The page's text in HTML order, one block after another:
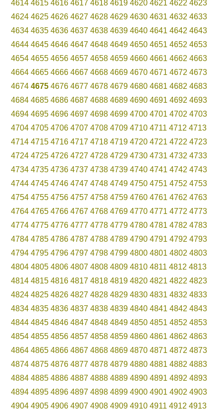
4614 4615 4616 4617 4618 4619 4620 4621 4622 4623
4624 4625 4626 4627 4628 4629 4630 4631 4632 4633
4634 4635 4636 4637 4638 4639 4640 4641 4642 4643
4644 4645 4646 4647 4648 4649 4650 4651 4652 4653
4654 4655 4656 4657 4658 4659 4660 4661 4662 4663
4664 4665 4666 4667 4668 4669 4670 4671 4672 4673
4674 4675 4676 4677 4678 4679 4680 4681 4682 4683
4684 4685 4686 4687 4688 4689 4690 4691 4692 4693
4694 4695 4696 4697 4698 4699 4700 4701 4702 4703
4704 4705 4706 4707 4708 4709 4710 4711 4712 4713
4714 4715 4716 4717 4718 4719 4720 4721 4722 4723
4724 4725 4726 4727 4728 4729 4730 4731 4732 4733
4734 4735 4736 4737 4738 4739 4740 4741 4742 4743
4744 4745 4746 4747 4748 4749 4750 4751 4752 4753
4754 4755 4756 4757 4758 4759 4760 4761 4762 4763
4764 4765 4766 4767 4768 4769 4770 4771 4772 4773
4774 4775 4776 4777 4778 4779 4780 4781 4782 4783
4784 4785 4786 4787 4788 4789 4790 4791 4792 4793
4794 4795 4796 4797 4798 4799 4800 4801 4802 4803
4804 4805 4806 4807 4808 4809 4810 4811 4812 4813
4814 4815 4816 4817 4818 4819 4820 4821 4822 4823
4824 4825 4826 4827 4828 4829 4830 4831 4832 4833
4834 4835 4836 4837 4838 4839 4840 4841 4842 4843
4844 4845 4846 4847 4848 4849 4850 4851 4852 4853
4854 4855 4856 4857 4858 4859 4860 4861 4862 4863
4864 4865 4866 4867 4868 4869 4870 4871 4872 4873
4874 4875 4876 4877 4878 4879 4880 4881 4882 4883
4884 4885 4886 4887 4888 4889 4890 4891 4892 4893
4894 4895 4896 4897 4898 4899 4900 4901 4902 4903
4904 4905 4906 4907 4908 4909 4910 4911 4912 4913